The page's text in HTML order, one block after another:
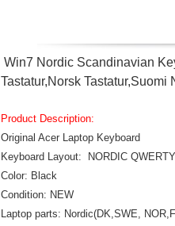
Win7 Nordic Scandinavian
Tastatur,Norsk Tastatur,Suomi
Product Description:
Original Acer Laptop Keyboard
Keyboard Layout: NORDIC QWERTY
Color: Black
Condition: NEW
Laptop parts: Nordic(DK,SWE,